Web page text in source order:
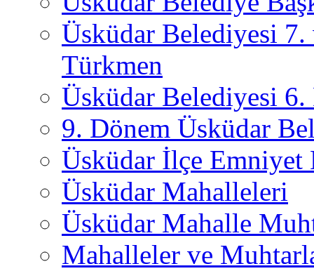
Üsküdar Belediyesi
Türkmen
Üsküdar Belediyesi 6.
9. Dönem Üsküdar
Üsküdar İlçe
Üsküdar Mahalleleri
Üsküdar Mahalle
Mahalleler ve